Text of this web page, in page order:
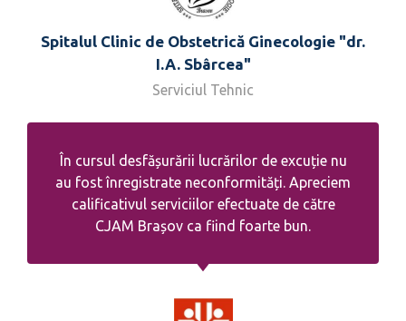
Spitalul Clinic de Obstetrică Ginecologie "dr.
I.A. Sbârcea"
Serviciul Tehnic
În cursul desfășurării lucrărilor de excuție nu
au fost înregistrate neconformități. Apreciem
calificativul serviciilor efectuate de către
CJAM Brașov ca fiind foarte bun.